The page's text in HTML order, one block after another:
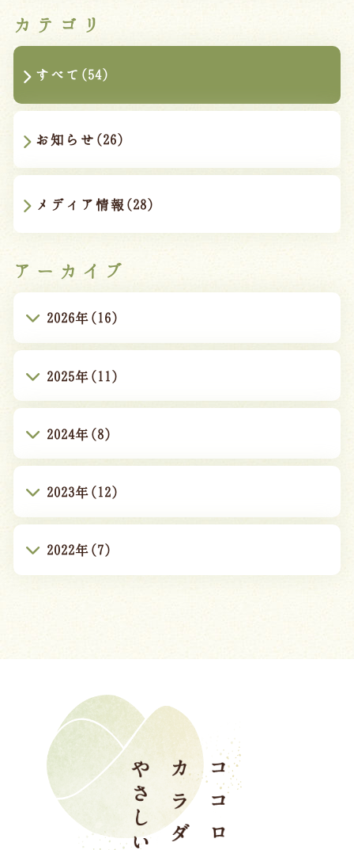
カテゴリ
すべて(54)
お知らせ(26)
メディア情報(28)
アーカイブ
2026年(16)
2025年(11)
2024年(8)
2023年(12)
2022年(7)